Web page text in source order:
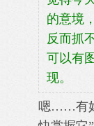
的意境
反而抓
可以有
现。
嗯……有